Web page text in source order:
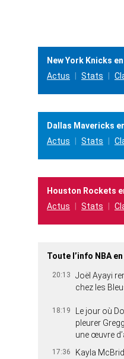
New York Knicks
Actus
Stats
Dallas Mavericks
Actus
Stats
Houston Rockets
Actus
Stats
Toute l’info NBA
20:13
Joël Ayayi
chez les
18:19
Le jour où
pleurer
une œuvre
17:36 Kayla